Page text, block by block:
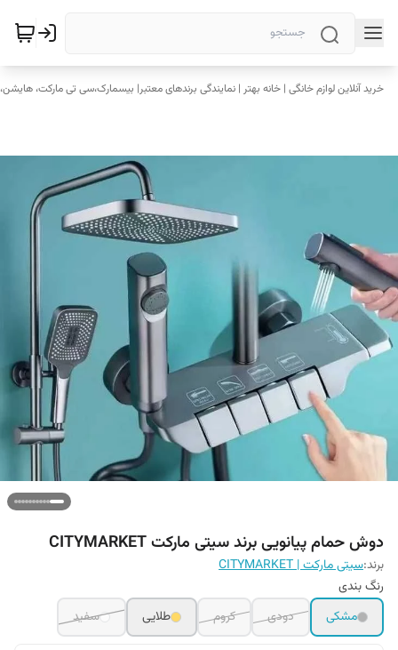
خرید آنلاین لوازم خانگی | خانه بهتر | نمایندگی برندهای معتبر| بیسمارک،سی تی مارکت،
دوش حمام پیانویی برند سیتی مارکت CITYMARKET
برند:سیتی مارکت | CITYMARKET
رنگ بندی
مشکی
دودی کروم طلایی سفید